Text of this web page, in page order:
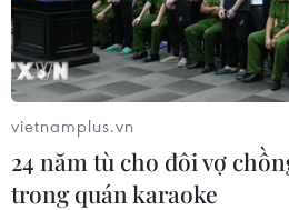
vietnamplus.vn
24 năm tù cho đôi vợ
trong quán karaoke